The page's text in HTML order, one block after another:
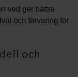
ved ger bättre
och förvaring för
och